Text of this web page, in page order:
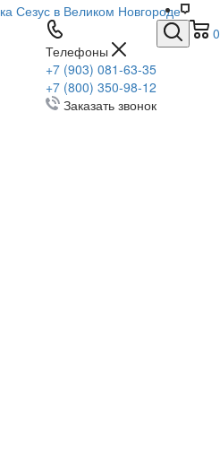
0
Телефоны
+7 (903) 081-63-35
+7 (800) 350-98-12
Заказать звонок